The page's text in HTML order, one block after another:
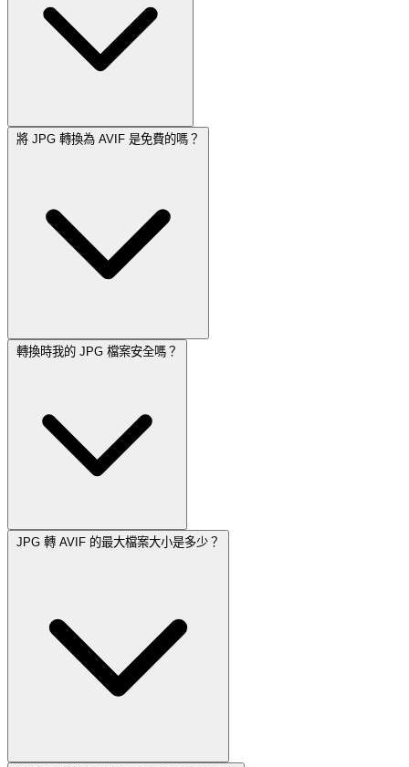
將 JPG 轉換為 AVIF 是免費的嗎？
轉換時我的 JPG 檔案安全嗎？
JPG 轉 AVIF 的最大檔案大小是多少？